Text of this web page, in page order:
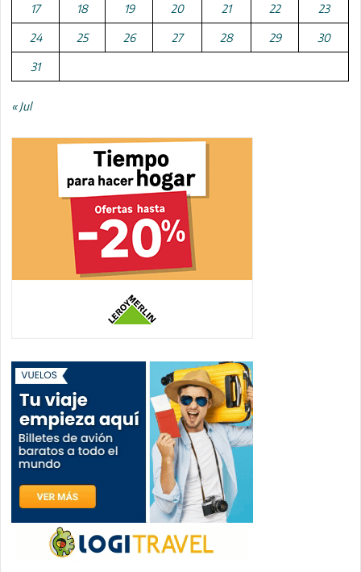
17 18 19 20 21 22 23
24 25 26 27 28 29 30
31
« Jul